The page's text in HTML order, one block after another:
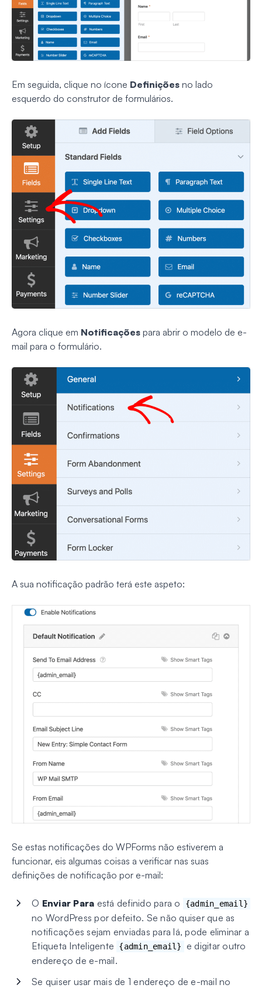
Em seguida, clique no ícone Definições no lado
esquerdo do construtor de formulários.
Agora clique em Notificações para abrir o modelo de e-
mail para o formulário.
A sua notificação padrão terá este aspeto:
Se estas notificações do WPForms não estiverem a
funcionar, eis algumas coisas a verificar nas suas
definições de notificação por e-mail:
O Enviar Para está definido para o {admin_email}
no WordPress por defeito. Se não quiser que as
notificações sejam enviadas para lá, pode eliminar a
Etiqueta Inteligente
{admin_email}
e digitar outro
endereço de e-mail.
Se quiser usar mais de 1 endereço de e-mail no